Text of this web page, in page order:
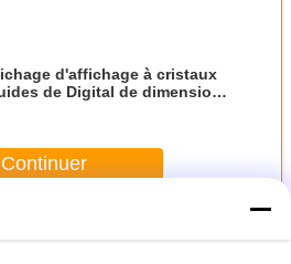
d'affichage à cristaux
de Digital de dimension
Continuer
chaudière de gaz